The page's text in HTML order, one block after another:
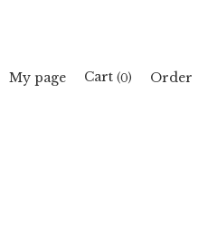
My page Cart(0) Order